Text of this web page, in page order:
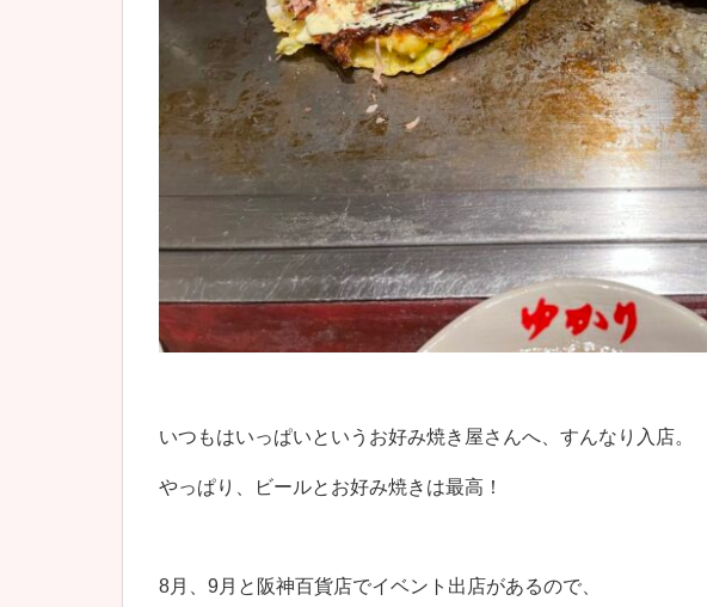
いつもはいっぱいというお好み焼き屋さんへ、すんなり入店。
やっぱり、ビールとお好み焼きは最高！
8月、9月と阪神百貨店でイベント出店があるので、